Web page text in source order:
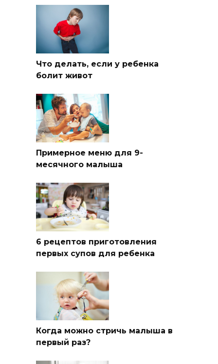
Что делать, если у ребенка
болит живот
Примерное меню для 9-
месячного малыша
6 рецептов приготовления
первых супов для ребенка
Когда можно стричь малыша в
первый раз?